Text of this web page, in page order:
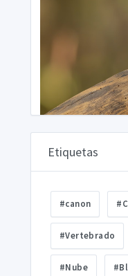
Etiquetas
#canon
#Vertebrado
#Nube